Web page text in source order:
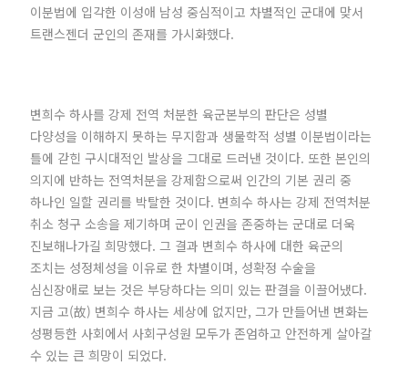
이분법에 입각한 이성애 남성 중심적이고 차별적인 군대에 맞서
트랜스젠더 군인의 존재를 가시화했다.
변희수 하사를 강제 전역 처분한 육군본부의 판단은 성별
다양성을 이해하지 못하는 무지함과 생물학적 성별 이분법이라는
틀에 갇힌 구시대적인 발상을 그대로 드러낸 것이다. 또한 본인의
의지에 반하는 전역처분을 강제함으로써 인간의 기본 권리 중
하나인 일할 권리를 박탈한 것이다. 변희수 하사는 강제 전역처분
취소 청구 소송을 제기하며 군이 인권을 존중하는 군대로 더욱
진보해나가길 희망했다. 그 결과 변희수 하사에 대한 육군의
조치는 성정체성을 이유로 한 차별이며, 성확정 수술을
심신장애로 보는 것은 부당하다는 의미 있는 판결을 이끌어냈다.
지금 고(故) 변희수 하사는 세상에 없지만, 그가 만들어낸 변화는
성평등한 사회에서 사회구성원 모두가 존엄하고 안전하게 살아갈
수 있는 큰 희망이 되었다.